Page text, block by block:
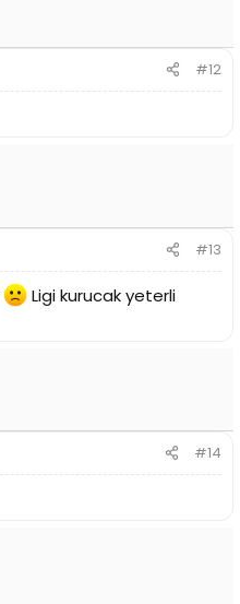
#12
#13
Ligi kurucak yeterli
#14